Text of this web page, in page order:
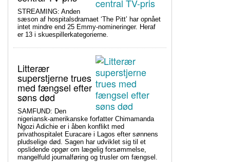
STREAMING: Anden
sæson af hospitalsdramaet ‘The Pitt’ har opnået
intet mindre end 25 Emmy-nomineringer. Heraf
er 13 i skuespillerkategorierne.
Litterær
superstjerne trues
med fængsel efter
søns død
SAMFUND: Den
nigeriansk-amerikanske forfatter Chimamanda
Ngozi Adichie er i åben konflikt med
privathospitalet Euracare i Lagos efter sønnens
pludselige død. Sagen har udviklet sig til et
opslidende opgør om lægelig forsømmelse,
mangelfuld journalføring og trusler om fængsel.